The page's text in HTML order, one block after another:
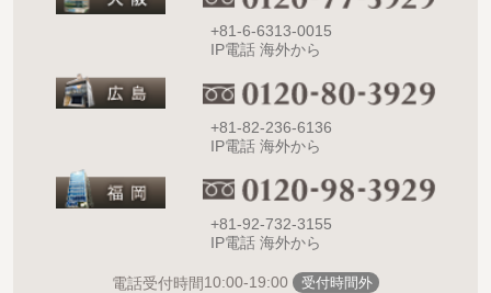
+81-6-6313-0015
IP電話 海外から
+81-82-236-6136
IP電話 海外から
+81-92-732-3155
IP電話 海外から
電話受付時間10:00-19:00 受付時間外